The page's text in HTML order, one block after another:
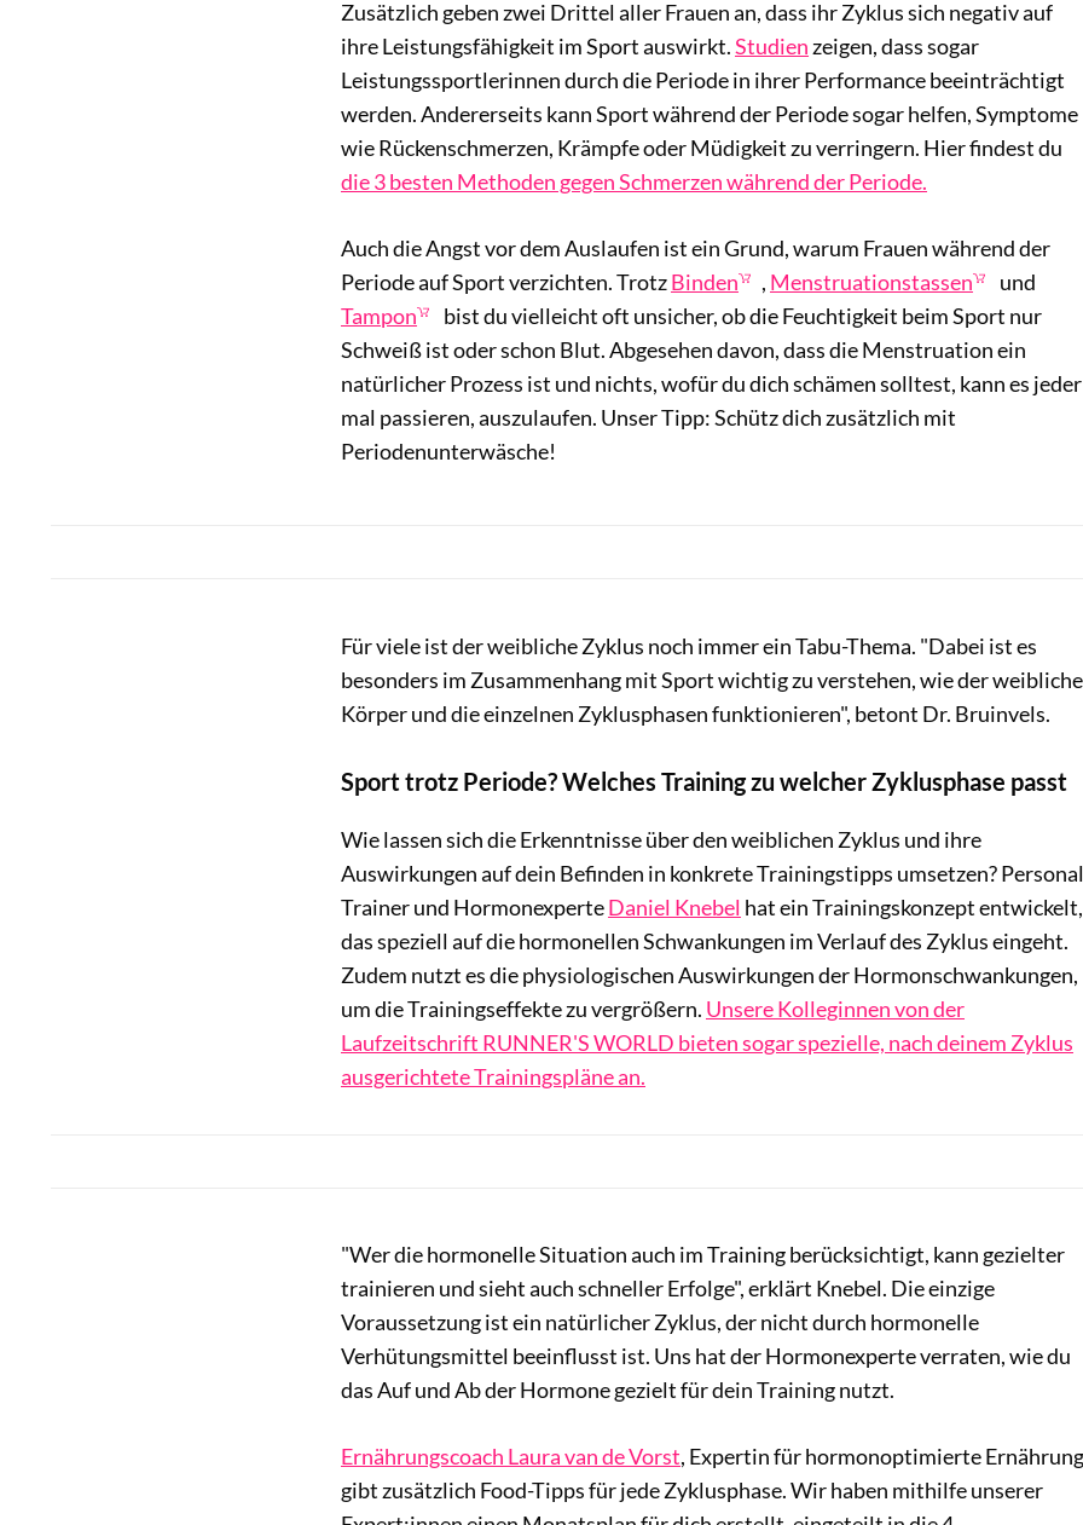
Zusätzlich geben zwei Drittel aller Frauen an, dass ihr Zyklus sich negativ auf
ihre Leistungsfähigkeit im Sport auswirkt.Studienzeigen, dass sogar
Leistungssportlerinnen durch die Periode in ihrer Performance beeinträchtigt
werden. Andererseits kann Sport während der Periode sogar helfen, Symptome
wie Rückenschmerzen, Krämpfe oder Müdigkeit zu verringern. Hier findest du
die 3 besten Methoden gegen Schmerzen während der Periode.
Auch die Angst vor dem Auslaufen ist ein Grund, warum Frauen während der
Periode auf Sport verzichten. TrotzBinden , Menstruationstassen
und
Tampon
bist du vielleicht oft unsicher, ob die Feuchtigkeit beim Sport nur
Schweiß ist oder schon Blut. Abgesehen davon, dass die Menstruation ein
natürlicher Prozess ist und nichts, wofür du dich schämen solltest, kann es jeder
mal passieren, auszulaufen. Unser Tipp: Schütz dich zusätzlich mit
Periodenunterwäsche!
Für viele ist der weibliche Zyklus noch immer ein Tabu-Thema. "Dabei ist es
besonders im Zusammenhang mit Sport wichtig zu verstehen, wie der weibliche
Körper und die einzelnen Zyklusphasen funktionieren", betont Dr. Bruinvels.
Sport trotz Periode? Welches Training zu welcher Zyklusphase passt
Wie lassen sich die Erkenntnisse über den weiblichen Zyklus und ihre
Auswirkungen auf dein Befinden in konkrete Trainingstipps umsetzen? Personal
Trainer und HormonexperteDaniel Knebel hat ein Trainingskonzept entwickelt,
das speziell auf die hormonellen Schwankungen im Verlauf des Zyklus eingeht.
Zudem nutzt es die physiologischen Auswirkungen der Hormonschwankungen,
um die Trainingseffekte zu vergrößern. Unsere Kolleginnen von der
Laufzeitschrift RUNNER'S WORLD bieten sogar spezielle, nach deinem Zyklus
ausgerichtete Trainingspläne an.
"Wer die hormonelle Situation auch im Training berücksichtigt, kann gezielter
trainieren und sieht auch schneller Erfolge", erklärt Knebel. Die einzige
Voraussetzung ist ein natürlicher Zyklus, der nicht durch hormonelle
Verhütungsmittel beeinflusst ist. Uns hat der Hormonexperte verraten, wie du
das Auf und Ab der Hormone gezielt für dein Training nutzt.
Ernährungscoach Laura van de Vorst, Expertin für hormonoptimierte
gibt zusätzlich Food-Tipps für jede Zyklusphase. Wir haben mithilfe unserer